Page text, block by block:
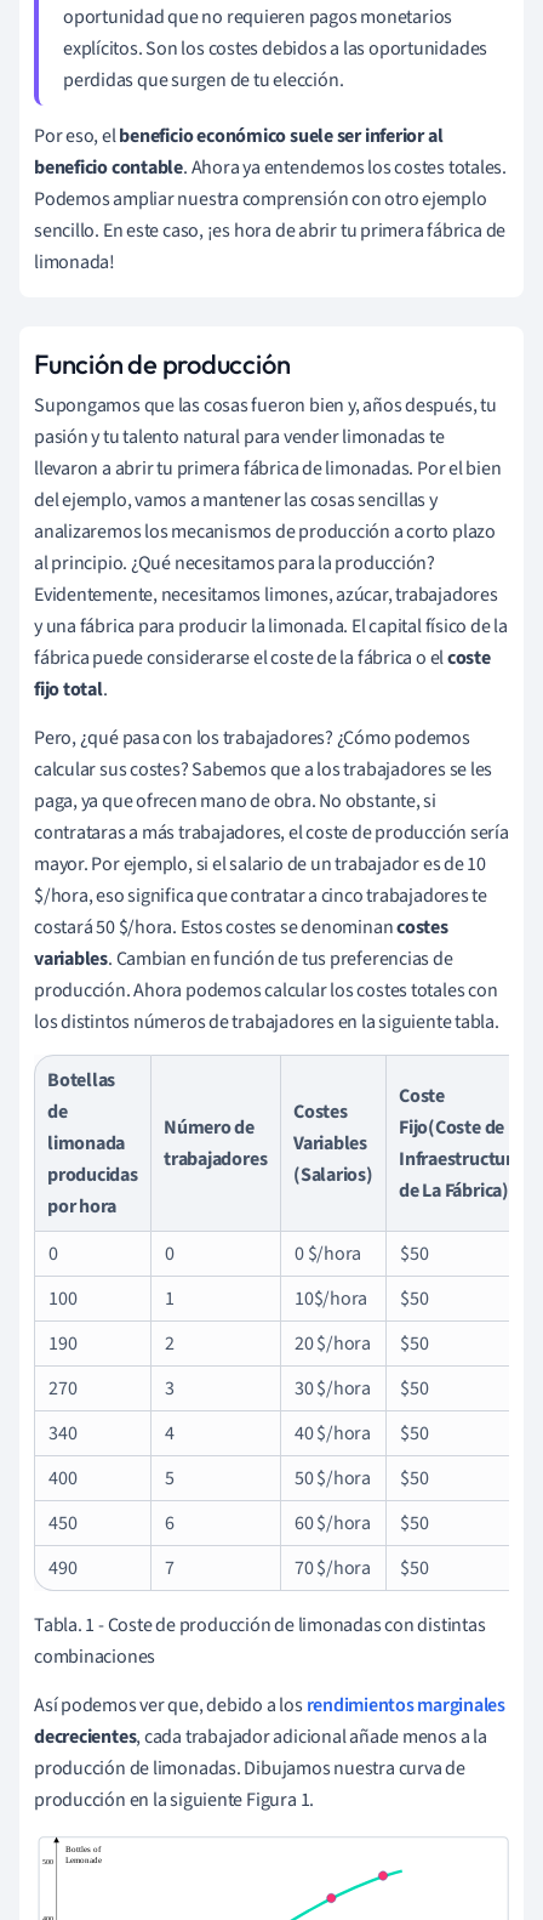
oportunidad que no requieren pagos monetarios
explícitos. Son los costes debidos a las oportunidades
perdidas que surgen de tu elección.
Por eso, elbeneficio económico suele ser inferior al
beneficio contable. Ahora ya entendemos los costes totales.
Podemos ampliar nuestra comprensión con otro ejemplo
sencillo. En este caso, ¡es hora de abrir tu primera fábrica de
limonada!
Función de producción
Supongamos que las cosas fueron bien y, años después, tu
pasión y tu talento natural para vender limonadas te
llevaron a abrir tu primera fábrica de limonadas. Por el bien
del ejemplo, vamos a mantener las cosas sencillas y
analizaremos los mecanismos de producción a corto plazo
al principio. ¿Qué necesitamos para la producción?
Evidentemente, necesitamos limones, azúcar, trabajadores
y una fábrica para producir la limonada. El capital físico de la
fábrica puede considerarse el coste de la fábrica o elcoste
fijo total.
Pero, ¿qué pasa con los trabajadores? ¿Cómo podemos
calcular sus costes? Sabemos que a los trabajadores se les
paga, ya que ofrecen mano de obra. No obstante, si
contrataras a más trabajadores, el coste de producción sería
mayor. Por ejemplo, si el salario de un trabajador es de 10
$/hora, eso significa que contratar a cinco trabajadores te
costará 50 $/hora. Estos costes se denominancostes
variables. Cambian en función de tus preferencias de
producción. Ahora podemos calcular los costes totales con
los distintos números de trabajadores en la siguiente tabla.
Botellas
de
limonada
producidas
por hora
Número de
trabajadores
Costes
Variables
(Salarios)
Coste
Fijo(Coste de
Infraestructura
de La Fábrica)
0 0 0 $/hora
$50
100
1 10$/hora
$50
190
2 20 $/hora
$50
270
3 30 $/hora
$50
340
4 40 $/hora
$50
400
5 50 $/hora
$50
450
6 60 $/hora
$50
490
7 70 $/hora $50
Tabla. 1 -Coste de producción de limonadas con distintas
combinaciones
Así podemos ver que, debido a losrendimientos marginales
decrecientes, cada trabajador adicional añade menos a la
producción de limonadas. Dibujamos nuestra curva de
producción en la siguiente Figura 1.